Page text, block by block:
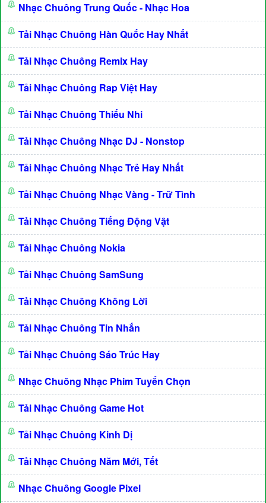
Nhạc Chuông Trung Quốc - Nhạc Hoa
Tải Nhạc Chuông Hàn Quốc Hay Nhất
Tải Nhạc Chuông Remix Hay
Tải Nhạc Chuông Rap Việt Hay
Tải Nhạc Chuông Thiếu Nhi
Tải Nhạc Chuông Nhạc DJ - Nonstop
Tải Nhạc Chuông Nhạc Trẻ Hay Nhất
Tải Nhạc Chuông Nhạc Vàng - Trữ Tình
Tải Nhạc Chuông Tiếng Động Vật
Tải Nhạc Chuông Nokia
Tải Nhạc Chuông SamSung
Tải Nhạc Chuông Không Lời
Tải Nhạc Chuông Tin Nhắn
Tải Nhạc Chuông Sáo Trúc Hay
Nhạc Chuông Nhạc Phim Tuyển Chọn
Tải Nhạc Chuông Game Hot
Tải Nhạc Chuông Kinh Dị
Tải Nhạc Chuông Năm Mới, Tết
Nhạc Chuông Google Pixel